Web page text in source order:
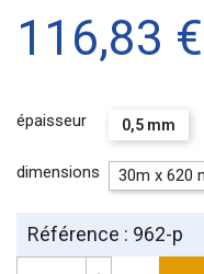
116,83 €
épaisseur 0,5 mm
dimensions
Référence : 962-p